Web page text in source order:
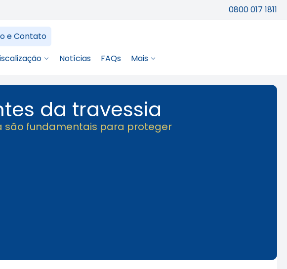
0800 017 1811
e Contato
Notícias FAQs Mais
da travessia
são fundamentais para proteger